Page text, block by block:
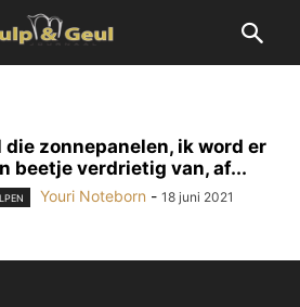
die zonnepanelen, ik word er
beetje verdrietig van, af...
Youri Noteborn - 18 juni 2021